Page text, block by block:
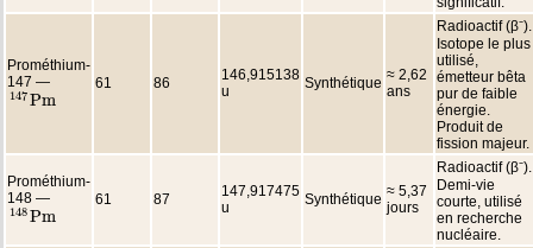
Prométhium-
147 —
147Pm
147Pm
61 86
146,915138
u
Synthétique ≈ 2,62
ans
Radioactif (β⁻).
Isotope le plus
utilisé,
émetteur bêta
pur de faible
énergie.
Produit de
fission majeur.
Prométhium-
148 —
148Pm
148Pm
61 87
147,917475
u
Synthétique ≈ 5,37
jours
Radioactif (β⁻).
Demi-vie
courte, utilisé
en recherche
nucléaire.